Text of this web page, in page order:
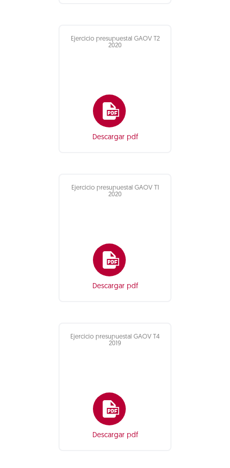
Ejercicio presupuestal GAOV T2
2020
Descargar pdf
Ejercicio presupuestal GAOV T1
2020
Descargar pdf
Ejercicio presupuestal GAOV T4
2019
Descargar pdf